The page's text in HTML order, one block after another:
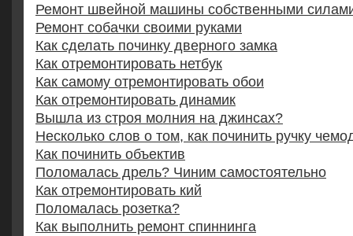
Ремонт швейной машины собственными
Ремонт собачки своими руками
Как сделать починку дверного замка
Как отремонтировать нетбук
Как самому отремонтировать обои
Как отремонтировать динамик
Вышла из строя молния на джинсах?
Несколько слов о том, как починить ручку
Как починить объектив
Поломалась дрель? Чиним самостоятельно
Как отремонтировать кий
Поломалась розетка?
Как выполнить ремонт спиннинга